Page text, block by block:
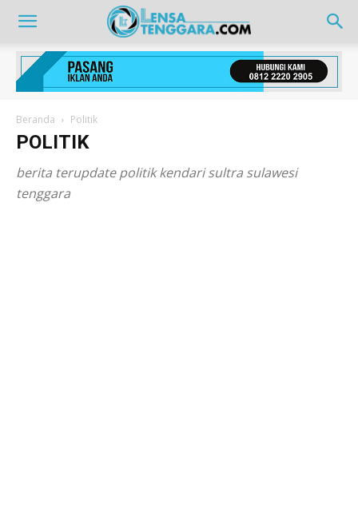
Beranda Politik
POLITIK
berita terupdate politik kendari sultra sulawesi
tenggara